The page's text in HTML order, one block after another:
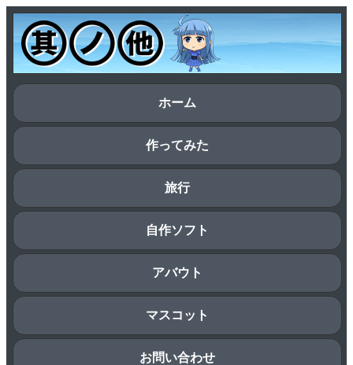
ホーム
作ってみた
旅行
自作ソフト
アバウト
マスコット
お問い合わせ